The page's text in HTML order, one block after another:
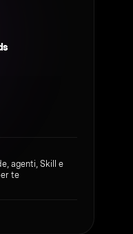
agenti, Skill e
te